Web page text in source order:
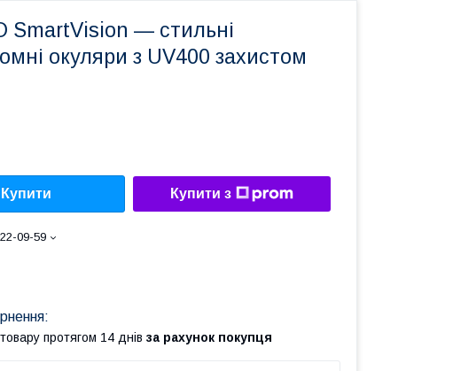
SmartVision — стильні
окуляри з UV400 захистом
Купити Купити з
09-59
протягом 14 днів за рахунок покупця